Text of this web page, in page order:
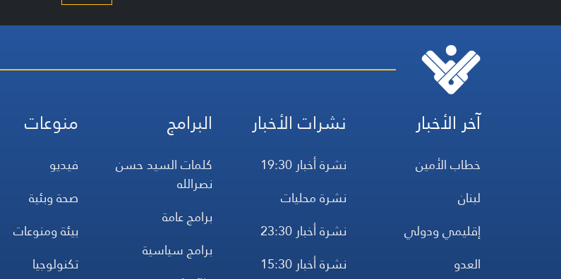
آخر الأخبار
خطاب الأمين
لبنان
إقليمي ودولي
العدو
نشرات الأخبار
نشرة أخبار 19:30
نشرة محليات
نشرة أخبار 23:30
نشرة أخبار 15:30
البرامج
كلمات السيد حسن
نصرالله
برامج عامة
برامج سياسية
منوعات
فيديو
صحة وبئية
بيئة ومنوعات
تكنولوجيا